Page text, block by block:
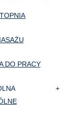
DO PRACY